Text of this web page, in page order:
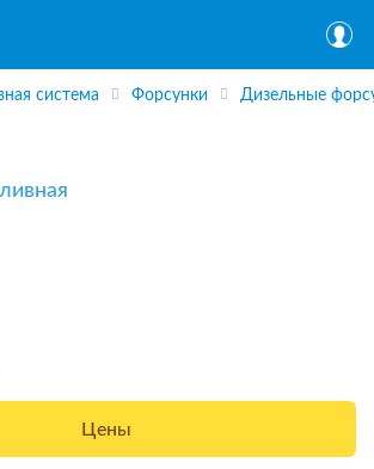
система Форсунки Дизельные
Цены